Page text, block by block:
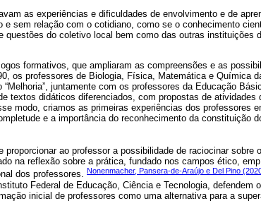
as experiências e dificuldades de envolvimento e de
e sem relação com o cotidiano, como se o conhecimento
questões do coletivo local bem como das outras instituições
formativos, que ampliaram as compreensões e as
os professores de Biologia, Física, Matemática e Química
juntamente com os professores da Educação
textos didáticos diferenciados, com propostas de atividades
modo, criamos as primeiras experiências dos professores
e a importância do reconhecimento da constituição
proporcionar ao professor a possibilidade de raciocinar sobre
na reflexão sobre a prática, fundado nos campos ético,
dos professores. Nonenmacher, Pansera-de-Araújo e Del Pino
Federal de Educação, Ciência e Tecnologia, defendem
inicial de professores como uma alternativa para a